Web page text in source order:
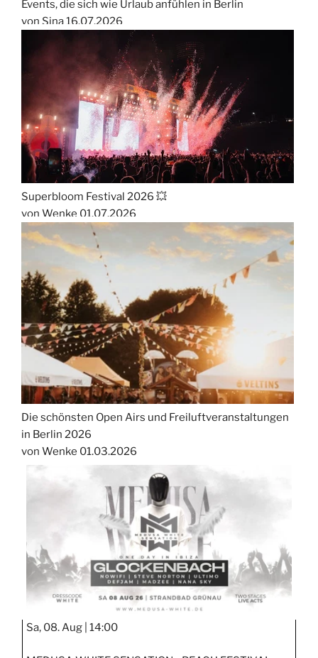
Events, die sich wie Urlaub anfühlen in Berlin
von Sina16.07.2026
Superbloom Festival 2026 💥
von Wenke 01.07.2026
Die schönsten Open Airs und Freiluftveranstaltungen
in Berlin 2026
von Wenke 01.03.2026
Sa, 08. Aug | 14:00